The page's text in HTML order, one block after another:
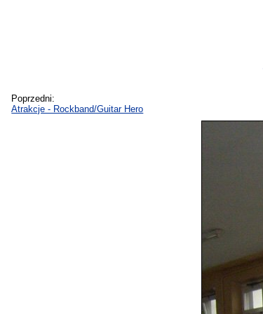
Poprzedni:
Atrakcje - Rockband/Guitar Hero